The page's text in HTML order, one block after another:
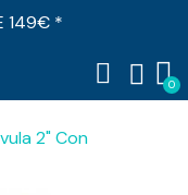
149€ *
2" Con